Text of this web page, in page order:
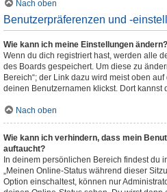
Nach oben
Benutzerpräferenzen und -
Wie kann ich meine Einstellungen ändern?
Wenn du dich registriert hast, werden alle
des Boards gespeichert. Um diese zu
Bereich“; der Link dazu wird meist oben
deinen Benutzernamen klickst. Dort
Nach oben
Wie kann ich verhindern, dass mein
auftaucht?
In deinem persönlichen Bereich findest du
„Meinen Online-Status während dieser
Option einschaltest, können nur